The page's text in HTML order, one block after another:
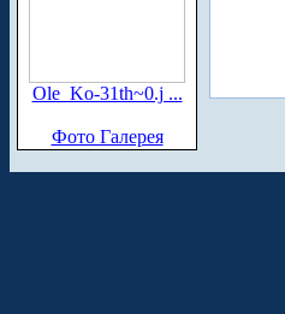
Ole_Ko-31th~0.j ...
Фото Галерея